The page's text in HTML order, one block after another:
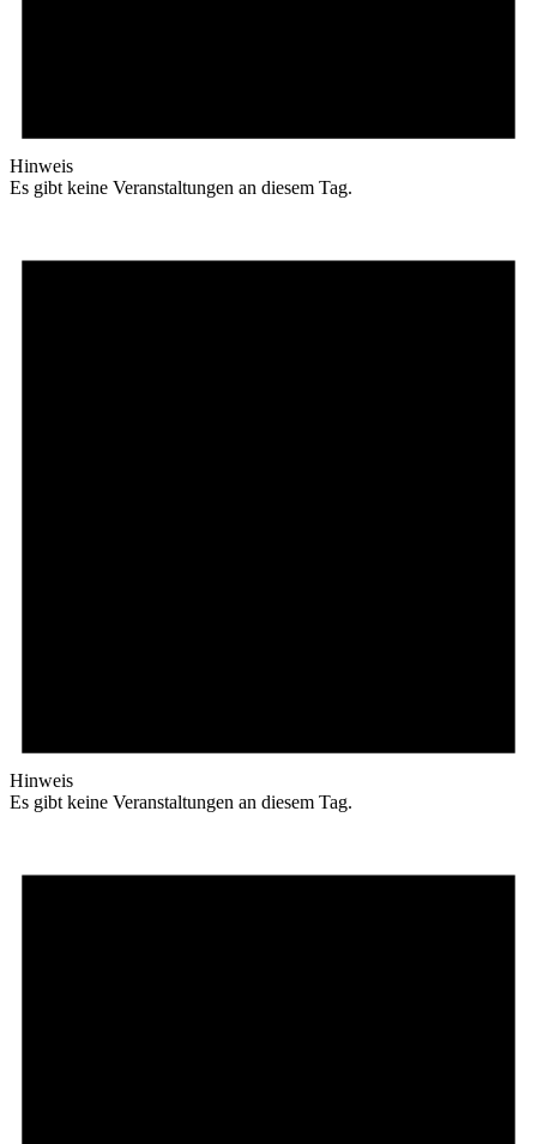
Hinweis
Es gibt keine Veranstaltungen an diesem Tag.
Hinweis
Es gibt keine Veranstaltungen an diesem Tag.